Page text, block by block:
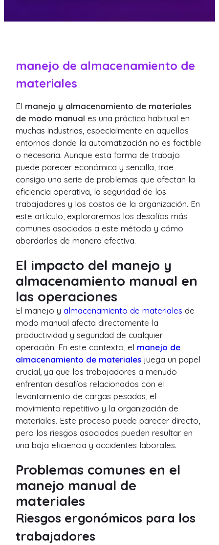
manejo de almacenamiento de
materiales
El manejo y almacenamiento de materiales
de modo manual es una práctica habitual en
muchas industrias, especialmente en aquellos
entornos donde la automatización no es factible
o necesaria. Aunque esta forma de trabajo
puede parecer económica y sencilla, trae
consigo una serie de problemas que afectan la
eficiencia operativa, la seguridad de los
trabajadores y los costos de la organización. En
este artículo, exploraremos los desafíos más
comunes asociados a este método y cómo
abordarlos de manera efectiva.
El impacto del manejo y
almacenamiento manual en
las operaciones
El manejo y almacenamiento de materiales de
modo manual afecta directamente la
productividad y seguridad de cualquier
operación. En este contexto, el manejo de
almacenamiento de materiales juega un papel
crucial, ya que los trabajadores a menudo
enfrentan desafíos relacionados con el
levantamiento de cargas pesadas, el
movimiento repetitivo y la organización de
materiales. Este proceso puede parecer directo,
pero los riesgos asociados pueden resultar en
una baja eficiencia y accidentes laborales.
Problemas comunes en el
manejo manual de
materiales
Riesgos ergonómicos para los
trabajadores